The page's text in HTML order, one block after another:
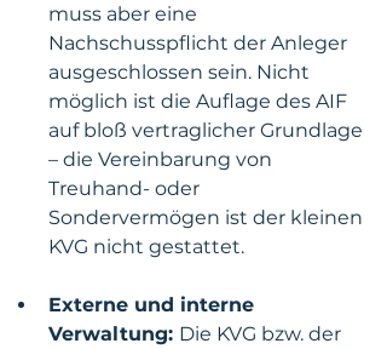
muss aber eine
Nachschusspflicht der Anleger
ausgeschlossen sein. Nicht
möglich ist die Auflage des AIF
auf bloß vertraglicher Grundlage
– die Vereinbarung von
Treuhand- oder
Sondervermögen ist der kleinen
KVG nicht gestattet.
Externe und interne
Verwaltung: Die KVG bzw. der